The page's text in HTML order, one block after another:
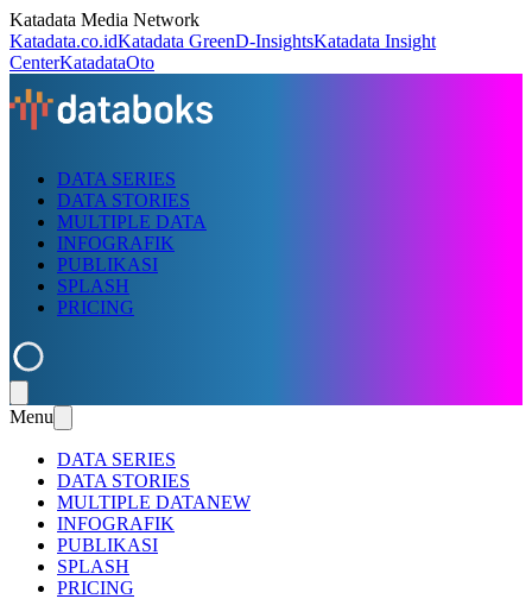
Katadata Media Network
Katadata.co.idKatadata GreenD-InsightsKatadata Insight
CenterKatadataOto
DATA SERIES
DATA STORIES
MULTIPLE DATA
INFOGRAFIK
PUBLIKASI
SPLASH
PRICING
Menu
DATA SERIES
DATA STORIES
MULTIPLE DATANEW
INFOGRAFIK
PUBLIKASI
SPLASH
PRICING